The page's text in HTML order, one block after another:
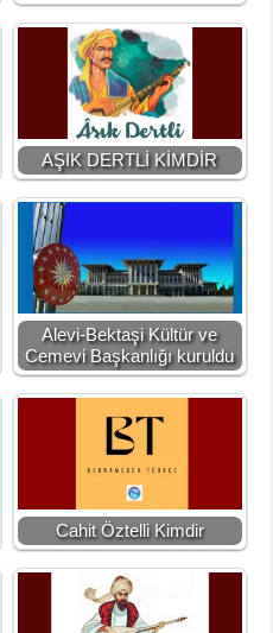
AŞIK DERTLİ KİMDİR
Alevi-Bektaşi Kültür ve
Cemevi Başkanlığı kuruldu
Cahit Öztelli Kimdir